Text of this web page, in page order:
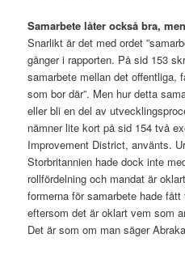
Samarbete låter också bra,
Snarlikt är det med ordet
gånger i rapporten. På sid 153
samarbete mellan det offentliga,
som bor där”. Men hur detta
eller bli en del av
nämner lite kort på sid 154 två
Improvement District, använts.
Storbritannien hade dock inte
rollfördelning och mandat är
formerna för samarbete hade
eftersom det är oklart vem som
Det är som om man säger